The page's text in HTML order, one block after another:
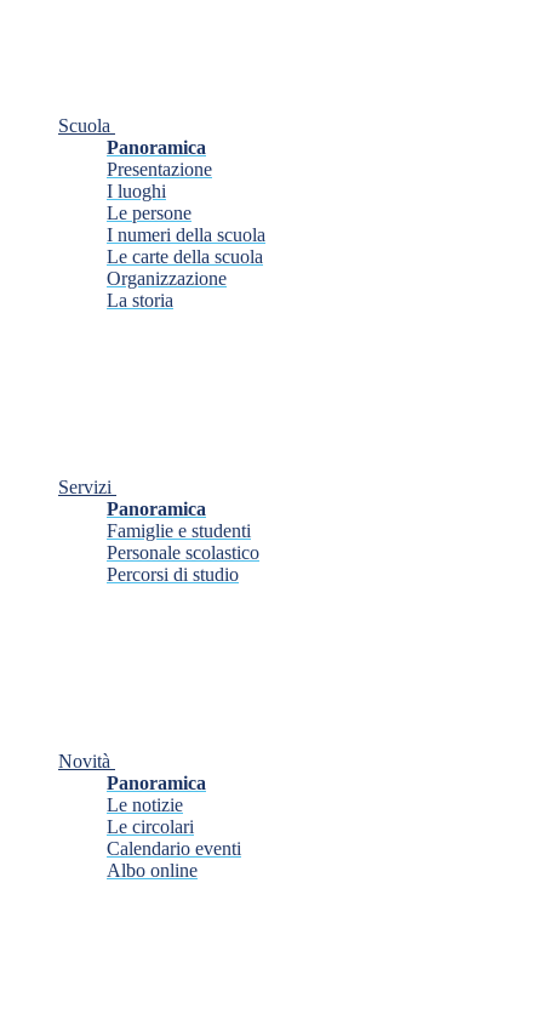
Scuola
Panoramica
Presentazione
I luoghi
Le persone
I numeri della scuola
Le carte della scuola
Organizzazione
La storia
Servizi
Panoramica
Famiglie e studenti
Personale scolastico
Percorsi di studio
Novità
Panoramica
Le notizie
Le circolari
Calendario eventi
Albo online